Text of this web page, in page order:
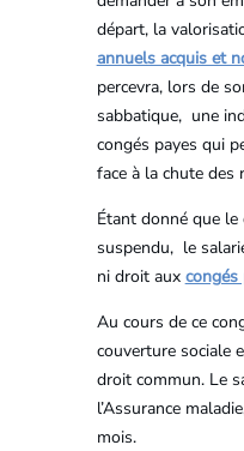
départ, la
annuels acquis et
percevra, lors de
sabbatique, une
congés payes qui
face à la chute des
Étant donné que
suspendu, le
ni droit aux congés
Au cours de ce
couverture sociale
droit commun. Le
l’Assurance
mois.